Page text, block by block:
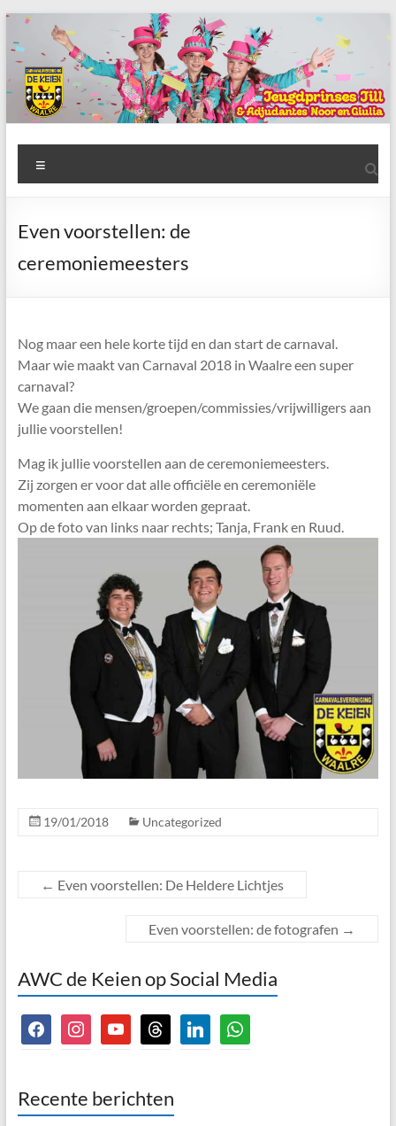
Ga
naar
de
inhoud
AWC
de
Keien
Waalrese
Keien
Even voorstellen: de
ceremoniemeesters
Nog maar een hele korte tijd en dan start de carnaval.
Maar wie maakt van Carnaval 2018 in Waalre een super
carnaval?
We gaan die mensen/groepen/commissies/vrijwilligers aan
jullie voorstellen!
Mag ik jullie voorstellen aan de ceremoniemeesters.
Zij zorgen er voor dat alle officiële en ceremoniële
momenten aan elkaar worden gepraat.
Op de foto van links naar rechts; Tanja, Frank en Ruud.
19/01/2018 Uncategorized
← Even voorstellen: De Heldere Lichtjes
Even voorstellen: de fotografen →
AWC de Keien op Social Media
facebookinstagramyoutubethreads linkedinwhatsapp
Recente berichten